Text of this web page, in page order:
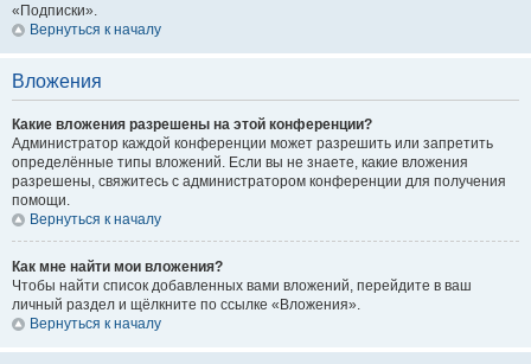
«Подписки».
Вернуться к началу
Вложения
Какие вложения разрешены на этой конференции?
Администратор каждой конференции может разрешить или запретить
определённые типы вложений. Если вы не знаете, какие вложения
разрешены, свяжитесь с администратором конференции для получения
помощи.
Вернуться к началу
Как мне найти мои вложения?
Чтобы найти список добавленных вами вложений, перейдите в ваш
личный раздел и щёлкните по ссылке «Вложения».
Вернуться к началу